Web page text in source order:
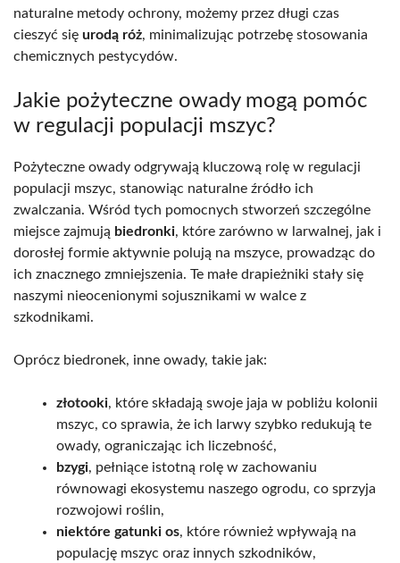
naturalne metody ochrony, możemy przez długi czas
cieszyć się urodą róż, minimalizując potrzebę stosowania
chemicznych pestycydów.
Jakie pożyteczne owady mogą pomóc
w regulacji populacji mszyc?
Pożyteczne owady odgrywają kluczową rolę w regulacji
populacji mszyc, stanowiąc naturalne źródło ich
zwalczania. Wśród tych pomocnych stworzeń szczególne
miejsce zajmują biedronki, które zarówno w larwalnej, jak i
dorosłej formie aktywnie polują na mszyce, prowadząc do
ich znacznego zmniejszenia. Te małe drapieżniki stały się
naszymi nieocenionymi sojusznikami w walce z
szkodnikami.
Oprócz biedronek, inne owady, takie jak:
złotooki, które składają swoje jaja w pobliżu kolonii
mszyc, co sprawia, że ich larwy szybko redukują te
owady, ograniczając ich liczebność,
bzygi, pełniące istotną rolę w zachowaniu
równowagi ekosystemu naszego ogrodu, co sprzyja
rozwojowi roślin,
niektóre gatunki os, które również wpływają na
populację mszyc oraz innych szkodników,